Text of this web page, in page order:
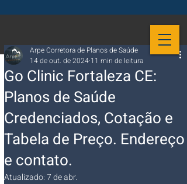
Go Clinic Fortaleza CE:
Planos de Saúde
Credenciados, Cotação e
Tabela de Preço. Endereço
e contato.
Arpe Corretora de Planos de Saúde
14 de out. de 2024 11 min de leitura
Atualizado:7 de abr.